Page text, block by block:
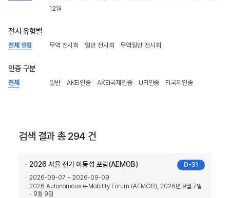
12월
전시 유형별
전체 유형 무역 전시회 일반 전시회 무역일반 전시회
인증 구분
전체 일반 AKEI인증 AKEI국제인증 UFI인증 FI국제인증
검색 결과 총 294 건
D-31
2026 자율 전기 이동성 포럼(AEMOB)
2026-09-07 ~ 2026-09-09
2026 Autonomous e-Mobility Forum (AEMOB), 2026년 9월 7일
- 9월 9일